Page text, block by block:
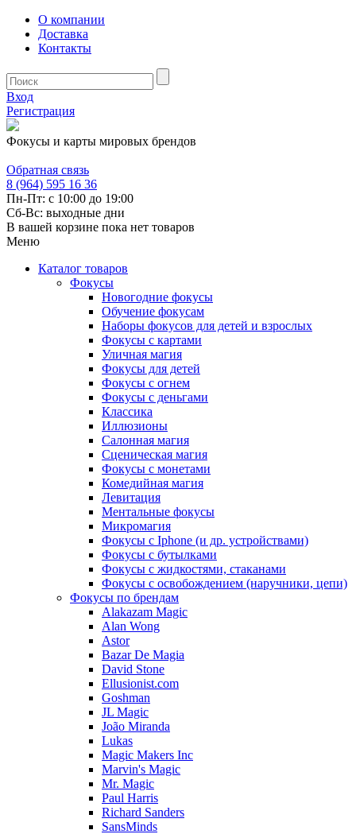
О компании
Доставка
Контакты
Вход
Регистрация
Фокусы и карты мировых брендов
Обратная связь
8 (964) 595 16 36
Пн-Пт: с 10:00 до 19:00
Сб-Вс: выходные дни
В вашей корзине пока нет товаров
Меню
Каталог товаров
Фокусы
Новогодние фокусы
Обучение фокусам
Наборы фокусов для детей и взрослых
Фокусы с картами
Уличная магия
Фокусы для детей
Фокусы с огнем
Фокусы с деньгами
Классика
Иллюзионы
Салонная магия
Сценическая магия
Фокусы с монетами
Комедийная магия
Левитация
Ментальные фокусы
Микромагия
Фокусы с Iphone (и др. устройствами)
Фокусы с бутылками
Фокусы с жидкостями, стаканами
Фокусы с освобождением (наручники, цепи)
Фокусы по брендам
Alakazam Magic
Alan Wong
Astor
Bazar De Magia
David Stone
Ellusionist.com
Goshman
JL Magic
João Miranda
Lukas
Magic Makers Inc
Marvin's Magic
Mr. Magic
Paul Harris
Richard Sanders
SansMinds